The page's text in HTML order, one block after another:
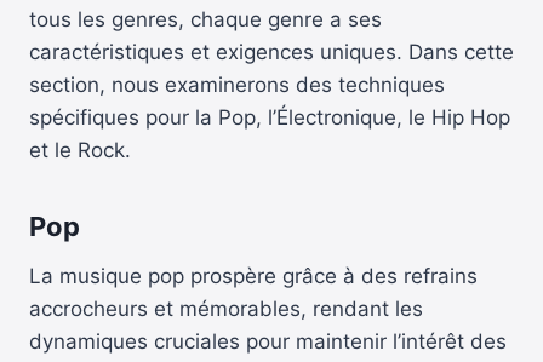
tous les genres, chaque genre a ses
caractéristiques et exigences uniques. Dans cette
section, nous examinerons des techniques
spécifiques pour la Pop, l’Électronique, le Hip Hop
et le Rock.
Pop
La musique pop prospère grâce à des refrains
accrocheurs et mémorables, rendant les
dynamiques cruciales pour maintenir l’intérêt des